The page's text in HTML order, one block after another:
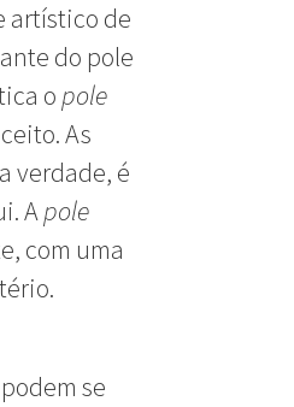
artístico de
do pole
o pole
As
verdade, é
Apole
com uma
se